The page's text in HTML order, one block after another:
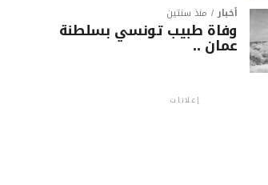
أخبار منذ سنتين
وفاة طبيب تونسي بسلطنة
عمان ..
إعلانات